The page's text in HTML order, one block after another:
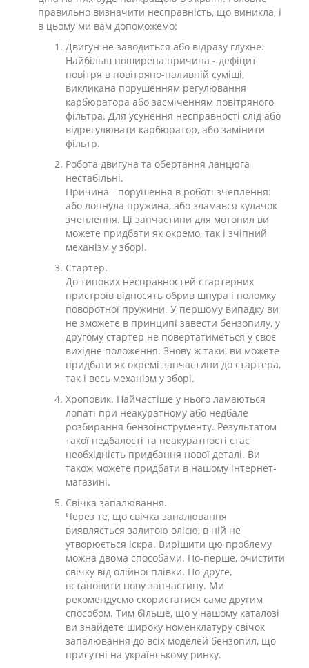
правильно визначити несправність, що виникла, і
в цьому ми вам допоможемо:
Двигун не заводиться або відразу глухне.
Найбільш поширена причина - дефіцит
повітря в повітряно-паливній суміші,
викликана порушенням регулювання
карбюратора або засміченням повітряного
фільтра. Для усунення несправності слід або
відрегулювати карбюратор, або замінити
фільтр.
Робота двигуна та обертання ланцюга
нестабільні.
Причина - порушення в роботі зчеплення:
або лопнула пружина, або зламався кулачок
зчеплення. Ці запчастини для мотопил ви
можете придбати як окремо, так і зчіпний
механізм у зборі.
Стартер.
До типових несправностей стартерних
пристроїв відносять обрив шнура і поломку
поворотної пружини. У першому випадку ви
не зможете в принципі завести бензопилу, у
другому стартер не повертатиметься у своє
вихідне положення. Знову ж таки, ви можете
придбати як окремі запчастини до стартера,
так і весь механізм у зборі.
Хроповик. Найчастіше у нього ламаються
лопаті при неакуратному або недбале
розбирання бензоінструменту. Результатом
такої недбалості та неакуратності стає
необхідність придбання нової деталі. Ви
також можете придбати в нашому інтернет-
магазині.
Свічка запалювання.
Через те, що свічка запалювання
виявляється залитою олією, в ній не
утворюється іскра. Вирішити цю проблему
можна двома способами. По-перше, очистити
свічку від олійної плівки. По-друге,
встановити нову запчастину. Ми
рекомендуємо скористатися саме другим
способом. Тим більше, що у нашому каталозі
ви знайдете широку номенклатуру свічок
запалювання до всіх моделей бензопил, що
присутні на українському ринку.